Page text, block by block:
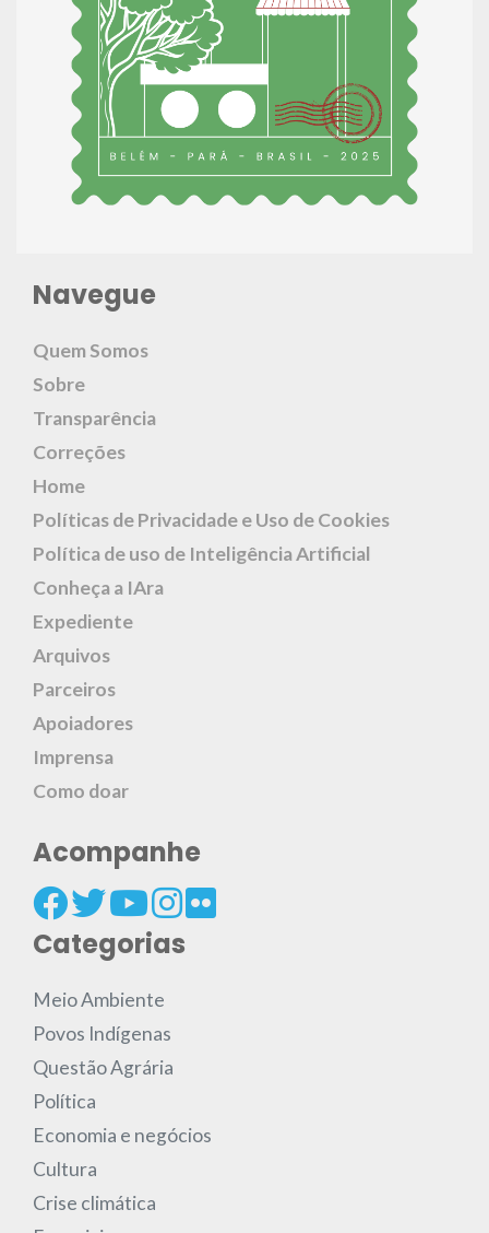
Navegue
Quem Somos
Sobre
Transparência
Correções
Home
Políticas de Privacidade e Uso de Cookies
Política de uso de Inteligência Artificial
Conheça a IAra
Expediente
Arquivos
Parceiros
Apoiadores
Imprensa
Como doar
Acompanhe
Categorias
Meio Ambiente
Povos Indígenas
Questão Agrária
Política
Economia e negócios
Cultura
Crise climática